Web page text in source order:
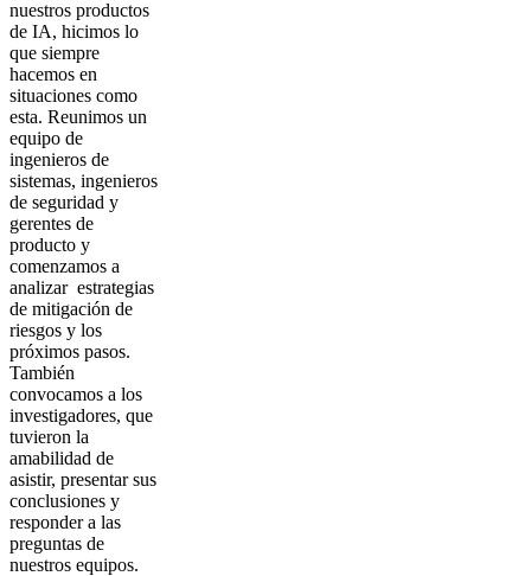
nuestros productos
de IA, hicimos lo
que siempre
hacemos en
situaciones como
esta. Reunimos un
equipo de
ingenieros de
sistemas, ingenieros
de seguridad y
gerentes de
producto y
comenzamos a
analizar estrategias
de mitigación de
riesgos y los
próximos pasos.
También
convocamos a los
investigadores, que
tuvieron la
amabilidad de
asistir, presentar sus
conclusiones y
responder a las
preguntas de
nuestros equipos.